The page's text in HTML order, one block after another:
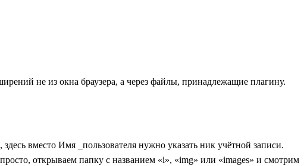
не из окна браузера, а через файлы, принадлежащие плагину.
, здесь вместо Имя _пользователя нужно указать ник учётной записи.
открываем папку с названием «i», «img» или «images» и смотрим